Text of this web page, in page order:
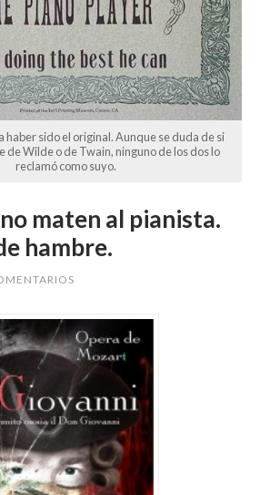
haber sido el original. Aunque se duda de si
de Wilde o de Twain, ninguno de los dos lo
reclamó como suyo.
maten al pianista.
hambre.